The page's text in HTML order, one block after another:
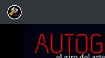
Saltar al contenido